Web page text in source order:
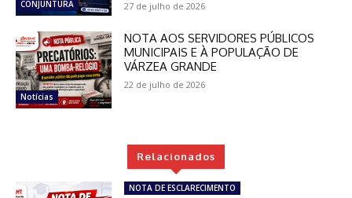
CONJUNTURA 27 de julho de 2026
Notícias
NOTA AOS SERVIDORES PÚBLICOS
MUNICIPAIS E À POPULAÇÃO DE
VÁRZEA GRANDE
22 de julho de 2026
Relacionados
NOTA DE ESCLARECIMENTO